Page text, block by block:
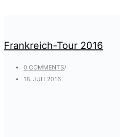
Frankreich-Tour 2016
0 COMMENTS/
18. JULI 2016